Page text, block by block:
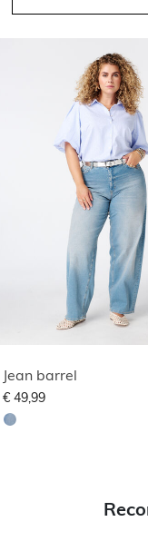
Jean barrel
€ 49,99